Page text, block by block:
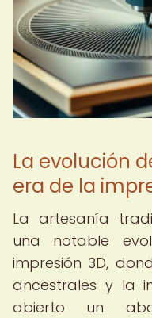
La evolución
era de la
La artesanía
una notable
impresión 3D,
ancestrales y la
abierto un